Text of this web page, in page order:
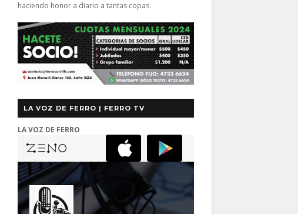
haciendo honor a diario a tantas copas.
LA VOZ DE FERRO | FERRO TV
LA VOZ DE FERRO